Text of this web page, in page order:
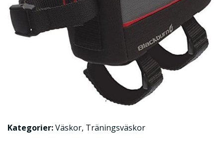
Kategorier:Väskor, Träningsväskor